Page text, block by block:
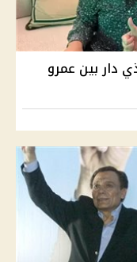
دار بين عمرو